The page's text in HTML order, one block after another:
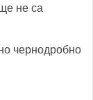
не са
чернодробно